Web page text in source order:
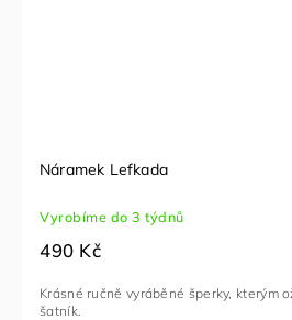
Náramek Lefkada
Vyrobíme do 3 týdnů
490 Kč
Krásné ručně vyráběné šperky, kterým
šatník.